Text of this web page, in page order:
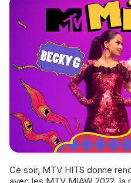
Ce soir, MTV HITS donne rendez-vous aux téléspectateurs